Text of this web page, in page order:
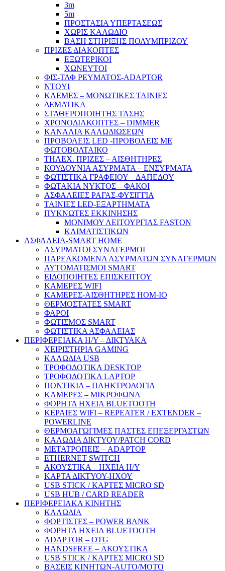
3m
5m
ΠΡΟΣΤΑΣΙΑ ΥΠΕΡΤΑΣΕΩΣ
ΧΩΡΙΣ ΚΑΛΩΔΙΟ
ΒΑΣΗ ΣΤΗΡΙΞΗΣ ΠΟΛΥΜΠΡΙΖΟΥ
ΠΡΙΖΕΣ ΔΙΑΚΟΠΤΕΣ
ΕΞΩΤΕΡΙΚΟΙ
ΧΩΝΕΥΤΟΙ
ΦΙΣ-ΤΑΦ ΡΕΥΜΑΤΟΣ-ADAPTOR
NTOYI
ΚΛΕΜΕΣ – ΜΟΝΩΤΙΚΕΣ ΤΑΙΝΙΕΣ
ΔΕΜΑΤΙΚΑ
ΣΤΑΘΕΡΟΠΟΙΗΤΗΣ ΤΑΣΗΣ
ΧΡΟΝΟΔΙΑΚΟΠΤΕΣ – DIMMER
ΚΑΝΑΛΙΑ ΚΑΛΩΔΙΩΣΕΩΝ
ΠΡΟΒΟΛΕΙΣ LED -ΠΡΟΒΟΛΕΙΣ ΜΕ
ΦΩΤΟΒΟΛΤΑΙΚΟ
ΤΗΛΕΧ. ΠΡΙΖΕΣ – ΑΙΣΘΗΤΗΡΕΣ
ΚΟΥΔΟΥΝΙΑ ΑΣΥΡΜΑΤΑ – ΕΝΣΥΡΜΑΤΑ
ΦΩΤΙΣΤΙΚΑ ΓΡΑΦΕΙΟΥ – ΔΑΠΕΔΟΥ
ΦΩΤΑΚΙΑ ΝΥΚΤΟΣ – ΦΑΚΟΙ
ΑΣΦΑΛΕΙΕΣ ΡΑΓΑΣ-ΦΥΣΙΓΓΙΑ
ΤΑΙΝΙΕΣ LED-ΕΞΑΡΤΗΜΑΤΑ
ΠΥΚΝΩΤΕΣ ΕΚΚΙΝΗΣΗΣ
ΜΟΝΙΜΟΥ ΛΕΙΤΟΥΡΓΙΑΣ FASTON
ΚΛΙΜΑΤΙΣΤΙΚΩΝ
ΑΣΦΑΛΕΙΑ-SMART HOME
ΑΣΥΡΜΑΤΟΙ ΣΥΝΑΓΕΡΜΟΙ
ΠΑΡΕΛΚΟΜΕΝΑ ΑΣΥΡΜΑΤΩΝ ΣΥΝΑΓΕΡΜΩΝ
ΑΥΤΟΜΑΤΙΣΜΟΙ SMART
ΕΙΔΟΠΟΙΗΤΕΣ ΕΠΙΣΚΕΠΤΟΥ
ΚΑΜΕΡΕΣ WIFI
ΚΑΜΕΡΕΣ-ΑΙΣΘΗΤΗΡΕΣ ΗΟΜ-ΙΟ
ΘΕΡΜΟΣΤΑΤΕΣ SMART
ΦΑΡΟΙ
ΦΩΤΙΣΜΟΣ SMART
ΦΩΤΙΣΤΙΚΑ ΑΣΦΑΛΕΙΑΣ
ΠΕΡΙΦΕΡΕΙΑΚΑ Η/Υ – ΔΙΚΤΥΑΚΑ
ΧΕΙΡΙΣΤΗΡΙΑ GAMING
ΚΑΛΩΔΙΑ USB
ΤΡΟΦΟΔΟΤΙΚΑ DESKTOP
ΤΡΟΦΟΔΟΤΙΚΑ LAPTOP
ΠΟΝΤΙΚΙΑ – ΠΛΗΚΤΡΟΛΟΓΙΑ
ΚΑΜΕΡΕΣ – ΜΙΚΡΟΦΩΝΑ
ΦΟΡΗΤΑ ΗΧΕΙΑ BLUETOOTH
ΚΕΡΑΙΕΣ WIFI – REPEATER / EXTENDER –
POWERLINE
ΘΕΡΜΟΑΓΩΓΙΜΕΣ ΠΑΣΤΕΣ ΕΠΕΞΕΡΓΑΣΤΩΝ
ΚΑΛΩΔΙΑ ΔΙΚΤΥΟΥ/PATCH CORD
ΜΕΤΑΤΡΟΠΕΙΣ – ADAPTOP
ETHERNET SWITCH
ΑΚΟΥΣΤΙΚΑ – ΗΧΕΙΑ H/Y
ΚΑΡΤΑ ΔΙΚΤΥΟΥ-ΗΧΟΥ
USB STICK / ΚΑΡΤΕΣ MICRO SD
USB HUB / CARD READER
ΠΕΡΙΦΕΡΕΙΑΚΑ ΚΙΝΗΤΗΣ
ΚΑΛΩΔΙΑ
ΦΟΡΤΙΣΤΕΣ – POWER BANK
ΦΟΡΗΤΑ ΗΧΕΙΑ BLUETOOTH
ADAPTOR – ΟΤG
HANDSFREE – ΑΚΟΥΣΤΙΚΑ
USB STICK / ΚΑΡΤΕΣ MICRO SD
ΒΑΣΕΙΣ ΚΙΝΗΤΩΝ-AUTO/MOTO